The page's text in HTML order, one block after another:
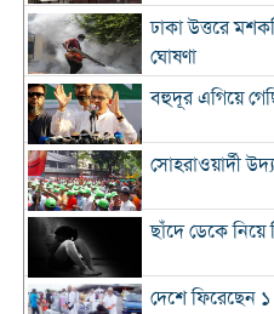
ঢাকা উত্তরে
ঘোষণা
বহুদূর এগিয়ে
সোহরাওয়ার্দী
ছাঁদে ডেকে
দেশে ফিরেছেন